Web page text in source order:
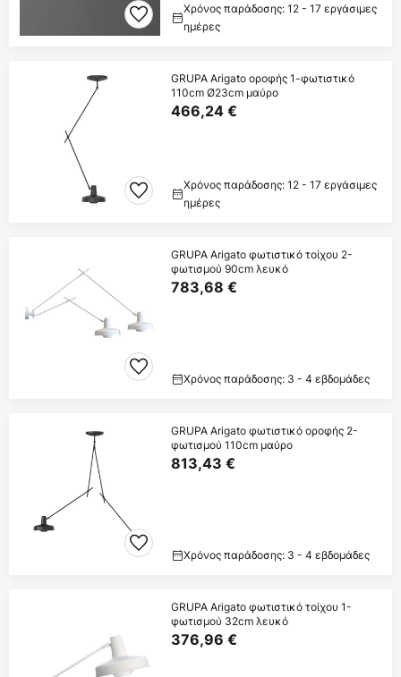
Χρόνος παράδοσης: 12 - 17 εργάσιμες
ημέρες
GRUPA Arigato οροφής 1-φωτιστικό
110cm Ø23cm μαύρο
466,24 €
Χρόνος παράδοσης: 12 - 17 εργάσιμες
ημέρες
GRUPA Arigato φωτιστικό τοίχου 2-
φωτισμού 90cm λευκό
783,68 €
Χρόνος παράδοσης: 3 - 4 εβδομάδες
GRUPA Arigato φωτιστικό οροφής 2-
φωτισμού 110cm μαύρο
813,43 €
Χρόνος παράδοσης: 3 - 4 εβδομάδες
GRUPA Arigato φωτιστικό τοίχου 1-
φωτισμού 32cm λευκό
376,96 €